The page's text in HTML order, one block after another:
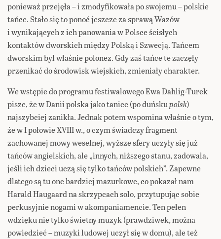
ponieważ przejęła – i zmodyfikowała po swojemu – polskie
tańce. Stało się to ponoć jeszcze za sprawą Wazów
i wynikających z ich panowania w Polsce ścisłych
kontaktów dworskich między Polską i Szwecją. Tańcem
dworskim był właśnie polonez. Gdy zaś tańce te zaczęły
przenikać do środowisk wiejskich, zmieniały charakter.
We wstępie do programu festiwalowego Ewa Dahlig-Turek
pisze, że w Danii polska jako taniec (po duńskupolsk)
najszybciej zanikła. Jednak potem wspomina właśnie o tym,
że w I połowie XVIII w., o czym świadczy fragment
zachowanej mowy weselnej, wyższe sfery uczyły się już
tańców angielskich, ale „innych, niższego stanu, zadowala,
jeśli ich dzieci uczą się tylko tańców polskich”. Zapewne
dlatego są tu one bardziej mazurkowe, co pokazał nam
Harald Haugaard na skrzypcach solo, przytupując sobie
perkusyjnie nogami w akompaniamencie. Ten pełen
wdzięku nie tylko świetny muzyk (prawdziwek, można
powiedzieć – muzyki ludowej uczył się w domu), ale też